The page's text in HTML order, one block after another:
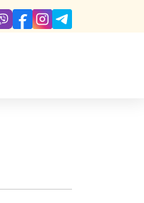
ViberFacebookInstagram